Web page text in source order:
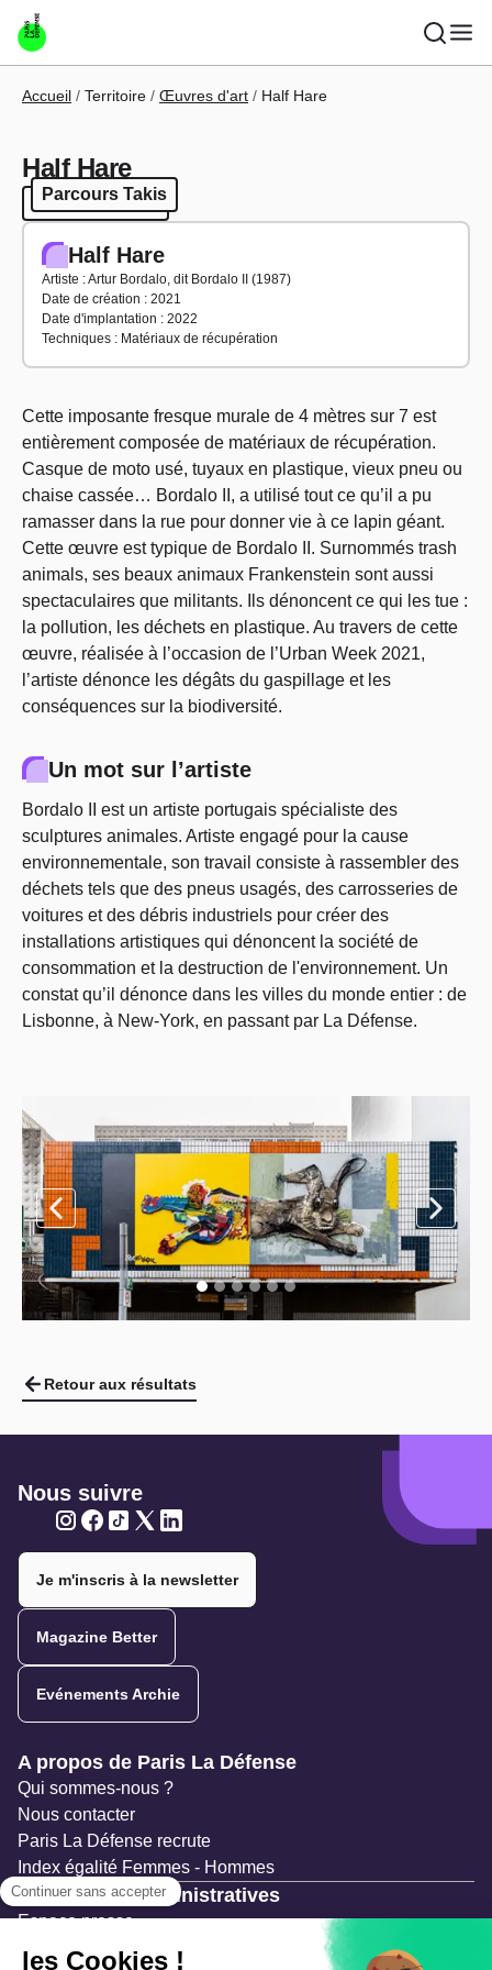
Aller au contenu principal
Fil d'Ariane
Accueil Territoire Œuvres d'art Half Hare
Half Hare
Parcours Takis
Parcours Takis
Half Hare
Artiste : Artur Bordalo, dit Bordalo II (1987)
Date de création : 2021
Date d'implantation : 2022
Techniques : Matériaux de récupération
Cette imposante fresque murale de 4 mètres sur 7 est
entièrement composée de matériaux de récupération.
Casque de moto usé, tuyaux en plastique, vieux pneu ou
chaise cassée… Bordalo II, a utilisé tout ce qu’il a pu
ramasser dans la rue pour donner vie à ce lapin géant.
Cette œuvre est typique de Bordalo II. Surnommés trash
animals, ses beaux animaux Frankenstein sont aussi
spectaculaires que militants. Ils dénoncent ce qui les tue :
la pollution, les déchets en plastique. Au travers de cette
œuvre, réalisée à l’occasion de l’Urban Week 2021,
l’artiste dénonce les dégâts du gaspillage et les
conséquences sur la biodiversité.
Un mot sur l’artiste
Bordalo II est un artiste portugais spécialiste des
sculptures animales. Artiste engagé pour la cause
environnementale, son travail consiste à rassembler des
déchets tels que des pneus usagés, des carrosseries de
voitures et des débris industriels pour créer des
installations artistiques qui dénoncent la société de
consommation et la destruction de l'environnement. Un
constat qu’il dénonce dans les villes du monde entier : de
Lisbonne, à New-York, en passant par La Défense.
Retour aux résultats
Nous suivre
Je m'inscris à la newsletter
Magazine Better
Evénements Archie
Navigation secondaire
A propos de Paris La Défense
Qui sommes-nous ?
Nous contacter
Paris La Défense recrute
Index égalité Femmes - Hommes
Ressources administratives
Espace presse
Documentation